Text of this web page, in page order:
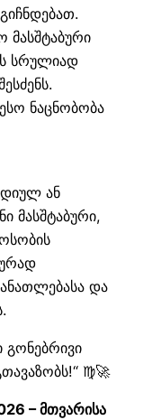
სრულიად
ნაცნობობა
ან
მასშტაბური,
და
გონებრივი
♍🚀
– მთვარისა